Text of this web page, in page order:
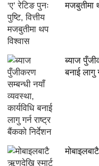
मजबुतीमा
ब्याज
बनाई लागु